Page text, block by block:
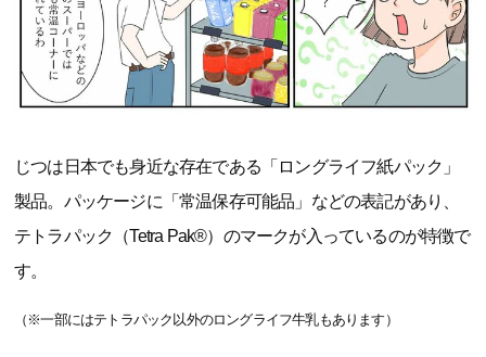
じつは日本でも身近な存在である「ロングライフ紙パック」
製品。パッケージに「常温保存可能品」などの表記があり、
テトラパック（Tetra Pak®）のマークが入っているのが特徴で
す。
（※一部にはテトラパック以外のロングライフ牛乳もあります）